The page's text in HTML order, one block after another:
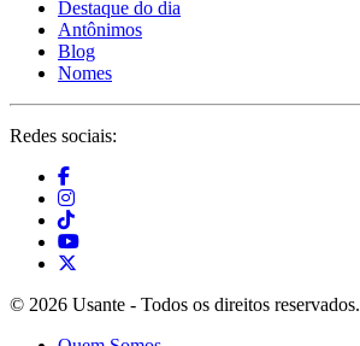
Destaque do dia
Antônimos
Blog
Nomes
Redes sociais:
© 2026 Usante - Todos os direitos reservados.